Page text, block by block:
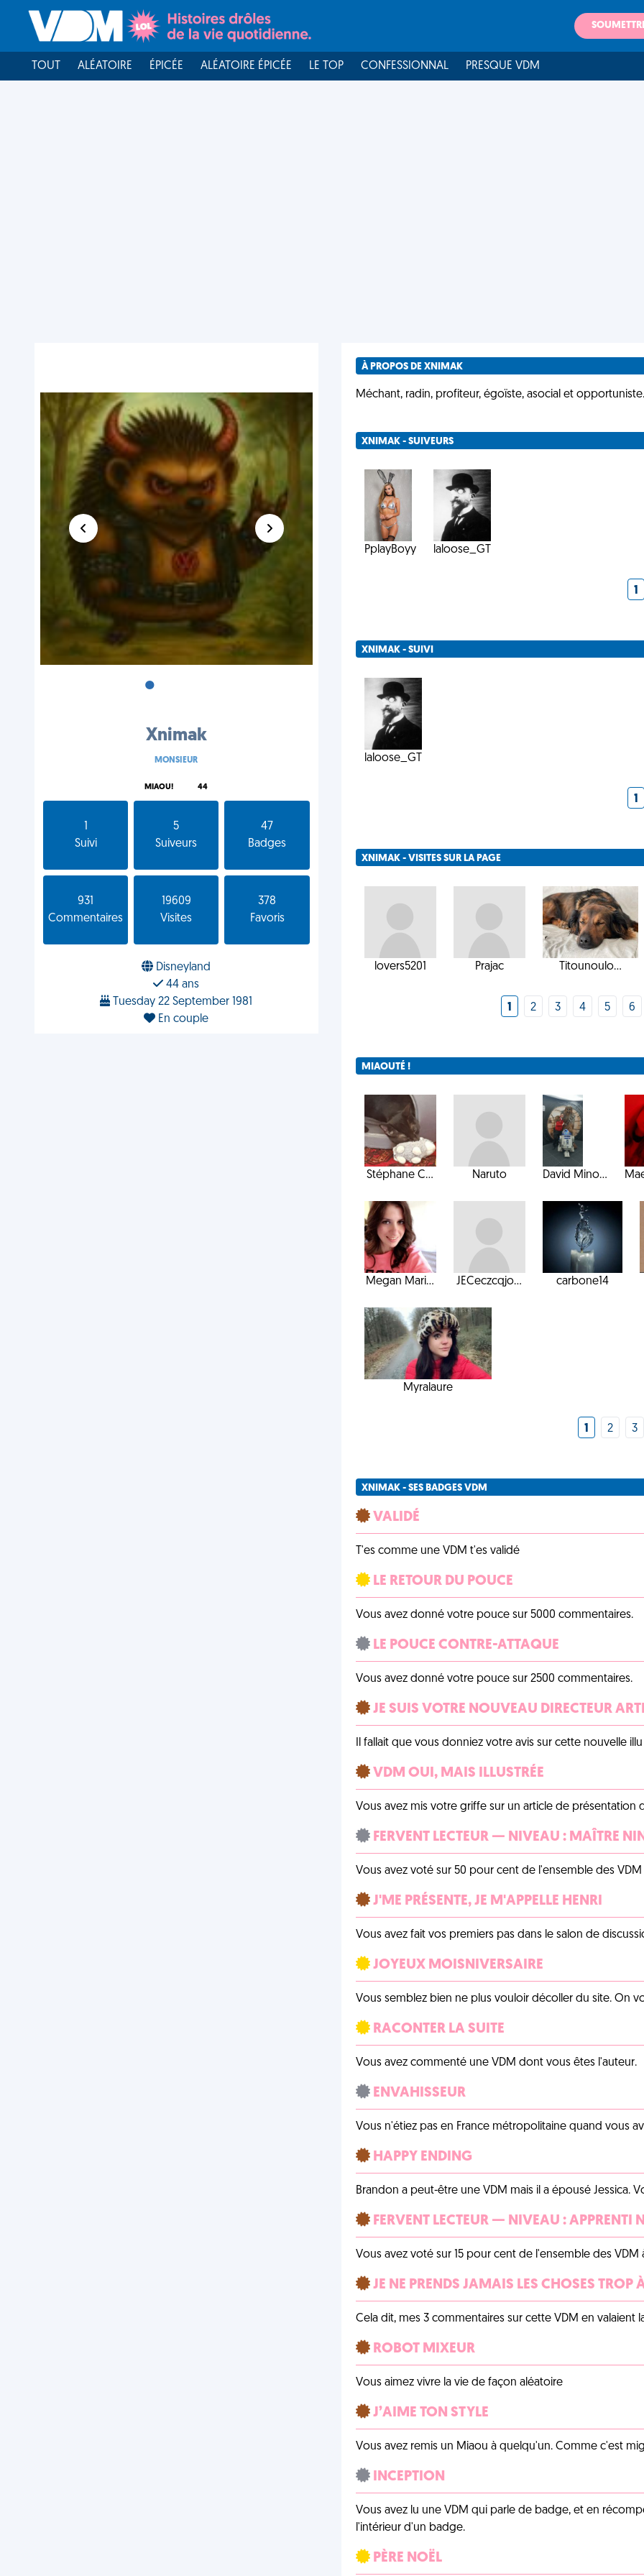
TOUT ALÉATOIRE ÉPICÉE ALÉATOIRE ÉPICÉE LE TOP CONFESSIONNAL PRESQUE VDM
•
Xnimak
MONSIEUR
MIAOU! 44
Suivi
5
Suiveurs
47
Badges
931
Commentaires
19609
Visites
378
Favoris
Disneyland
44 ans
Tuesday 22 September 1981
En couple
À PROPOS DE XNIMAK
Méchant, radin, profiteur, égoïste, asocial et opportuniste.
XNIMAK - SUIVEURS
PplayBoyy laloose_GT
1
XNIMAK - SUIVI
laloose_GT
1
XNIMAK - VISITES SUR LA PAGE
lovers5201 Prajac Titounoulo...
1 2 3 4 5 6
MIAOUTÉ !
Stéphane C... Naruto David Mino...
Megan Mari... JECeczcqjo... carbone14
Myralaure
1 2 3
XNIMAK - SES BADGES VDM
VALIDÉ
T'es comme une VDM t'es validé
LE RETOUR DU POUCE
Vous avez donné votre pouce sur 5000 commentaires.
LE POUCE CONTRE-ATTAQUE
Vous avez donné votre pouce sur 2500 commentaires.
JE SUIS VOTRE NOUVEAU DIRECTEUR
Il fallait que vous donniez votre avis sur cette nouvelle
VDM OUI, MAIS ILLUSTRÉE
Vous avez mis votre griffe sur un article de présentation
FERVENT LECTEUR — NIVEAU : MAÎTRE
Vous avez voté sur 50 pour cent de l'ensemble des VDM
J'ME PRÉSENTE, JE M'APPELLE HENRI
Vous avez fait vos premiers pas dans le salon de
JOYEUX MOISNIVERSAIRE
Vous semblez bien ne plus vouloir décoller du site. On
RACONTER LA SUITE
Vous avez commenté une VDM dont vous êtes l'auteur.
ENVAHISSEUR
Vous n'étiez pas en France métropolitaine quand vous
HAPPY ENDING
Brandon a peut-être une VDM mais il a épousé Jessica.
FERVENT LECTEUR — NIVEAU : APPRENTI
Vous avez voté sur 15 pour cent de l'ensemble des VDM
JE NE PRENDS JAMAIS LES CHOSES TROP
Cela dit, mes 3 commentaires sur cette VDM en valaient
ROBOT MIXEUR
Vous aimez vivre la vie de façon aléatoire
J’AIME TON STYLE
Vous avez remis un Miaou à quelqu'un. Comme c'est
INCEPTION
Vous avez lu une VDM qui parle de badge, et en
l'intérieur d'un badge.
PÈRE NOËL